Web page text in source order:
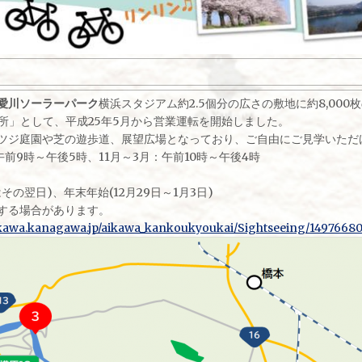
川ソーラーパーク横浜スタジアム約2.5個分の広さの敷地に約8,000
」として、平成25年5月から営業運転を開始しました。
ジ庭園や芝の遊歩道、展望広場となっており、ご自由にご見学いた
9時～午後5時、11月～3月：午前10時～午後4時
の翌日)、年末年始(12月29日～1月3日)
場合があります。
aikawa_kankoukyoukai/Sightseeing/